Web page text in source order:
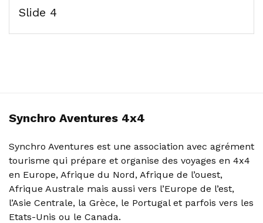
Slide 4
Synchro Aventures 4x4
Synchro Aventures est une association avec agrément
tourisme qui prépare et organise des voyages en 4x4
en Europe, Afrique du Nord, Afrique de l’ouest,
Afrique Australe mais aussi vers l’Europe de l’est,
l’Asie Centrale, la Grèce, le Portugal et parfois vers les
Etats-Unis ou le Canada.